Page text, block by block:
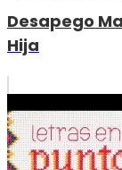
Desapego
Hija